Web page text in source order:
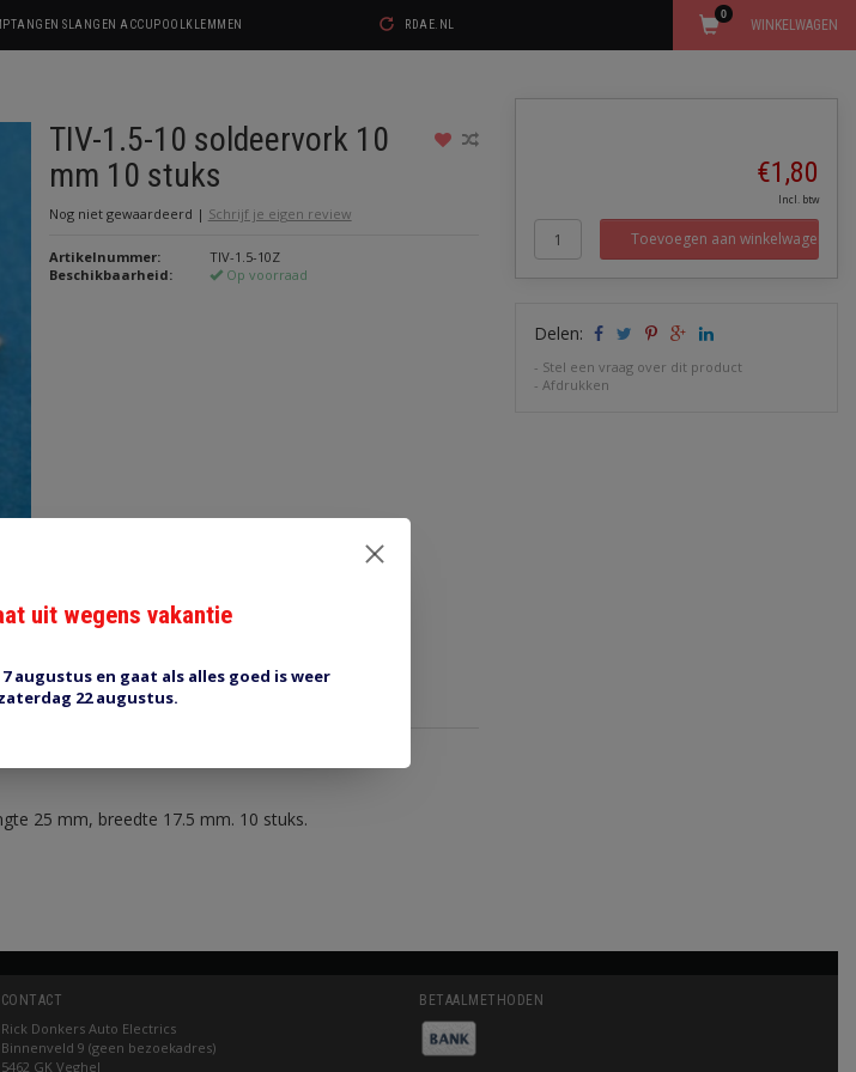
SLANGEN ACCUPOOLKLEMMEN RDAE.NL WINKELWAGEN
0
TIV-1.5-10 soldeervork 10
mm 10 stuks
Nog niet gewaardeerd | Schrijf je eigen review
Artikelnummer:
TIV-1.5-10Z
Beschikbaarheid:
Op voorraad
Tags (0)
25 mm, breedte 17.5 mm. 10 stuks.
€1,80
Incl. btw
Toevoegen aan winkelwagen
Delen:
- Stel een vraag over dit product
-Afdrukken
CONTACT
Rick Donkers Auto Electrics
Binnenveld 9 (geen bezoekadres)
5462 GK Veghel
BETAALMETHODEN
uit wegens vakantie
augustus en gaat als alles goed is weer
22 augustus.